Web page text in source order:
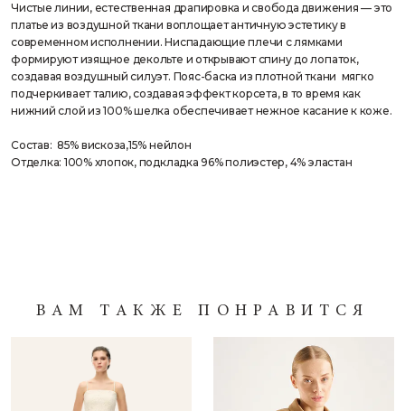
Чистые линии, естественная драпировка и свобода движения — это
платье из воздушной ткани воплощает античную эстетику в
современном исполнении. Ниспадающие плечи с лямками
формируют изящное декольте и открывают спину до лопаток,
создавая воздушный силуэт. Пояс-баска из плотной ткани мягко
подчеркивает талию, создавая эффект корсета, в то время как
нижний слой из 100% шелка обеспечивает нежное касание к коже.
Состав: 85% вискоза,15% нейлон
Отделка: 100% хлопок, подкладка 96% полиэстер, 4% эластан
ВАМ ТАКЖЕ ПОНРАВИТСЯ